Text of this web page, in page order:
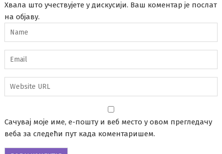
Хвала што учествујете у дискусији. Ваш коментар је послат
на објаву.
Сачувај моје име, е-пошту и веб место у овом прегледачу
веба за следећи пут када коментаришем.